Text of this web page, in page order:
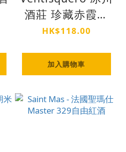
酒莊 珍藏赤霞珠
紅酒 2023
HK$118.00
加入購物車